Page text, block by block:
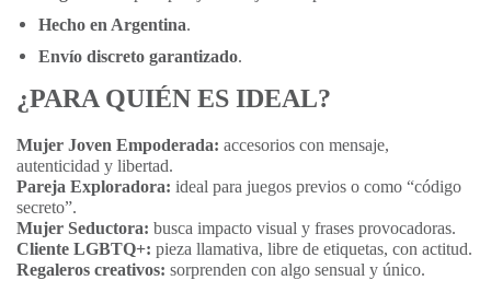
Hecho en Argentina.
Envío discreto garantizado.
¿PARA QUIÉN ES IDEAL?
Mujer Joven Empoderada: accesorios con mensaje,
autenticidad y libertad.
Pareja Exploradora: ideal para juegos previos o como “código
secreto”.
Mujer Seductora: busca impacto visual y frases provocadoras.
Cliente LGBTQ+: pieza llamativa, libre de etiquetas, con actitud.
Regaleros creativos: sorprenden con algo sensual y único.